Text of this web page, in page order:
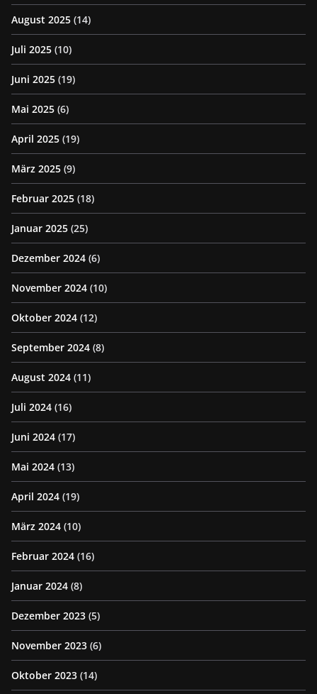
August 2025 (14)
Juli 2025 (10)
Juni 2025 (19)
Mai 2025 (6)
April 2025 (19)
März 2025 (9)
Februar 2025 (18)
Januar 2025 (25)
Dezember 2024 (6)
November 2024 (10)
Oktober 2024 (12)
September 2024 (8)
August 2024 (11)
Juli 2024 (16)
Juni 2024 (17)
Mai 2024 (13)
April 2024 (19)
März 2024 (10)
Februar 2024 (16)
Januar 2024 (8)
Dezember 2023 (5)
November 2023 (6)
Oktober 2023 (14)